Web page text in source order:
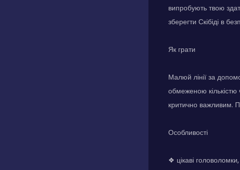
випробують твою
зберегти Скібіді в
Як грати
Малюй лінії за
обмеженою кількістю
критично важливим.
Особливості
❖ цікаві